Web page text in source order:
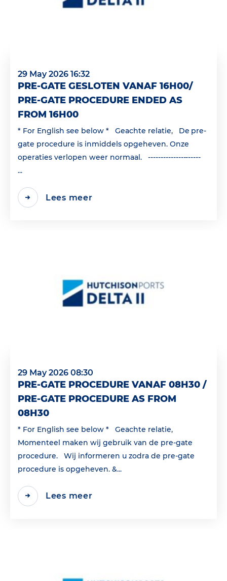
29 May 2026 16:32
PRE-GATE GESLOTEN VANAF 16H00/
PRE-GATE PROCEDURE ENDED AS
FROM 16H00
* For English see below * Geachte relatie, De pre-
gate procedure is inmiddels opgeheven. Onze
operaties verlopen weer normaal. ---------------------
...
Lees meer
29 May 2026 08:30
PRE-GATE PROCEDURE VANAF 08H30 /
PRE-GATE PROCEDURE AS FROM
08H30
* For English see below * Geachte relatie,
Momenteel maken wij gebruik van de pre-gate
procedure. Wij informeren u zodra de pre-gate
procedure is opgeheven. &...
Lees meer